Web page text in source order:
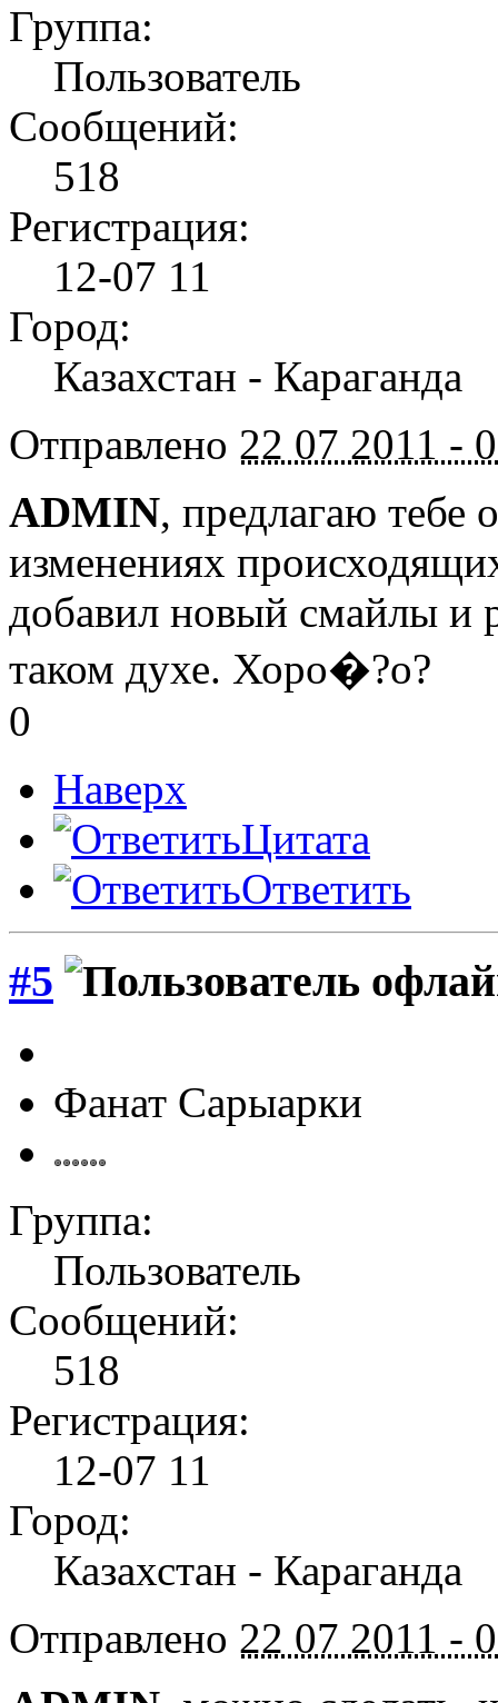
Группа:
Пользователь
Сообщений:
518
Регистрация:
12-07 11
Город:
Казахстан - Караганда
Отправлено 22 07 2011 -
ADMIN, предлагаю тебе
изменениях
добавил новый смайлы и
таком духе. Хоро�?о?
0
Наверх
Цитата
Ответить
#5
Фанат Сарыарки
Группа:
Пользователь
Сообщений:
518
Регистрация:
12-07 11
Город:
Казахстан - Караганда
Отправлено 22 07 2011 -